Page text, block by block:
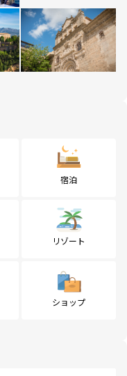
宿泊
リゾート
ショップ